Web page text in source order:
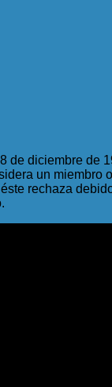
de diciembre de
un miembro
rechaza